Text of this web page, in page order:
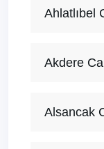
Ahlatlıbel
Akdere
Alsancak